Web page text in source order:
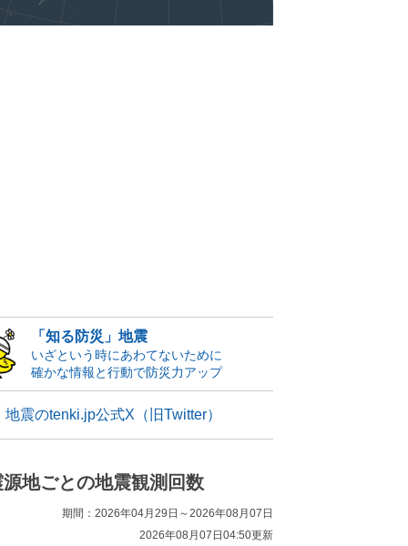
「知る防災」地震
いざという時にあわてないために
確かな情報と行動で防災力アップ
地震のtenki.jp公式X（旧Twitter）
源地ごとの地震観測回数
期間：2026年04月29日～2026年08月07日
2026年08月07日04:50更新